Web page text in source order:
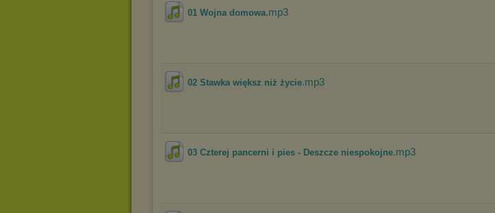
(dostosowanie reklam do Twoich potrzeb,
Wyrażenie sprzeciwu spowoduje, że
będzie dopasowana do Twoich
Istnieje możliwość zmiany ustawień
sposób uniemożliwiający
urządzeniu końcowym. Można
Pełną informację na ten temat
01 Wojna domowa.mp3
02 Stawka większ niż życie.mp3
03 Czterej pancerni i pies - Deszcze niespokojne.mp3